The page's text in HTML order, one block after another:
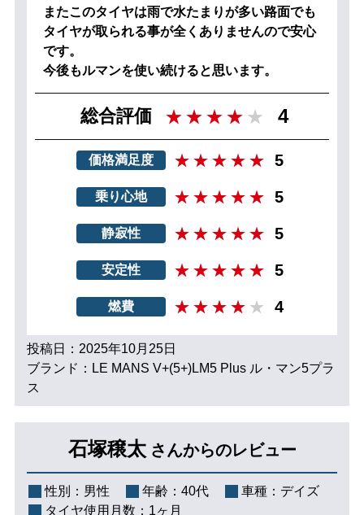
またこのタイヤは雨で水たまりが多い路面でも
タイヤが取られる事が全くありませんので安心
です。
今後もルマンを使い続けると思います。
総合評価 4
価格満足度 5
乗り心地 5
静寂性 5
安定性 5
燃費 4
投稿日：2025年10月25日
ブランド：LE MANS V+(5+)LM5 Plus ル・マン5プラ
ス
石塚穣太 さんからのレビュー
性別： 男性 年齢： 40代 車種： デイズ
タイヤ使用月数： 1ヶ月